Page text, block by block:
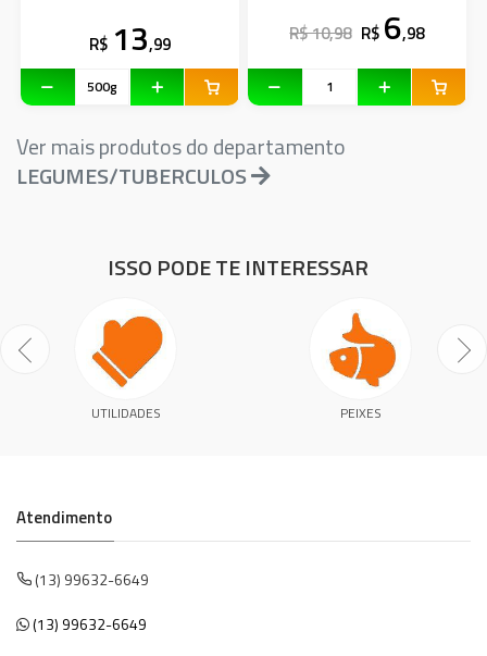
R$ 13,99 R$ 10,98 R$ 6,98
Ver mais produtos do departamento
LEGUMES/TUBERCULOS
ISSO PODE TE INTERESSAR
UTILIDADES PEIXES
Atendimento
(13) 99632-6649
(13) 99632-6649